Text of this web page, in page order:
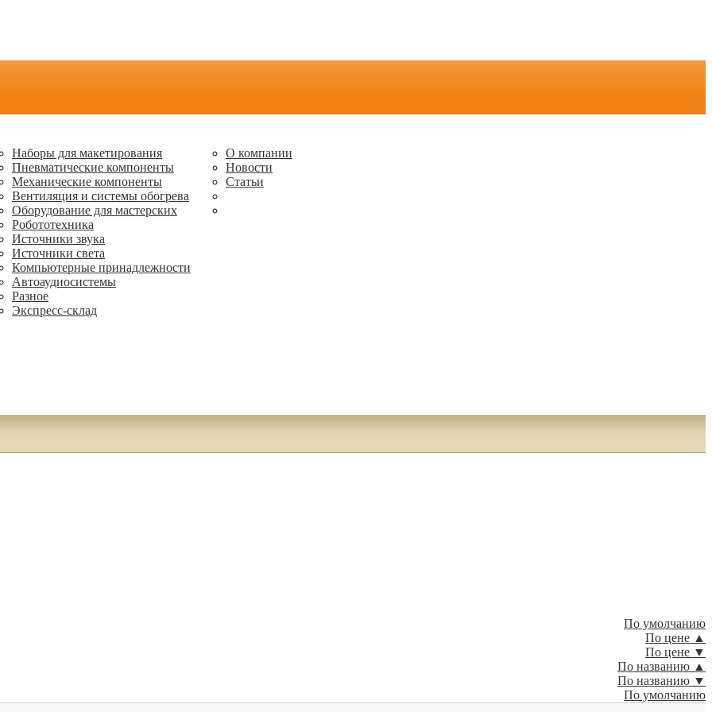
Наборы для макетирования
Пневматические компоненты
Механические компоненты
Вентиляция и системы обогрева
Оборудование для мастерских
Робототехника
Источники звука
Источники света
Компьютерные принадлежности
Автоаудиосистемы
Разное
Экспресс-склад
О компании
Новости
Статьи
По умолчанию
По цене ▲
По цене ▼
По названию ▲
По названию ▼
По умолчанию